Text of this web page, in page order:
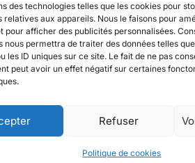
des technologies telles que les cookies pour
relatives aux appareils. Nous le faisons pour
pour afficher des publicités personnalisées.
nous permettra de traiter des données telles
les ID uniques sur ce site. Le fait de ne pas
peut avoir un effet négatif sur certaines
Refuser
Politique de cookies
BOUTIQUE DEMON SLAYER
Découvrez l’univers de
Slayer, votre boutique
produits inspirés de
préféré !